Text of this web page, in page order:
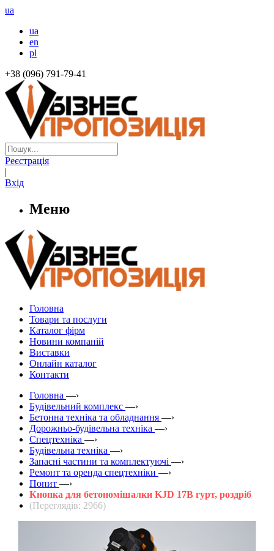
ua
ua
en
pl
+38 (096) 791-79-41
Реєстрація
|
Вхід
Меню
Головна
Товари та послуги
Каталог фірм
Новини компаній
Виставки
Онлайн каталог
Контакти
Головна —›
Будівельний комплекс —›
Бетонна техніка та обладнання —›
Дорожньо-будівельна техніка —›
Спецтехніка —›
Будівельна техніка —›
Запасні частини та комплектуючі —›
Ремонт та оренда спецтехніки —›
Попит —›
Кнопка для бетономішалки KJD 17B гурт, роздріб
(Переглядів: 2966)